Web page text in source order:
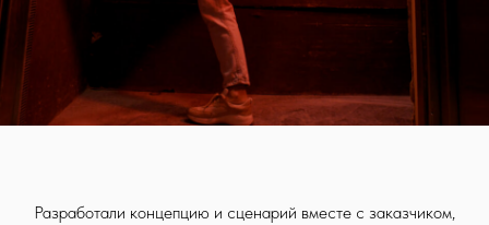
Разработали концепцию и сценарий вместе с заказчиком,